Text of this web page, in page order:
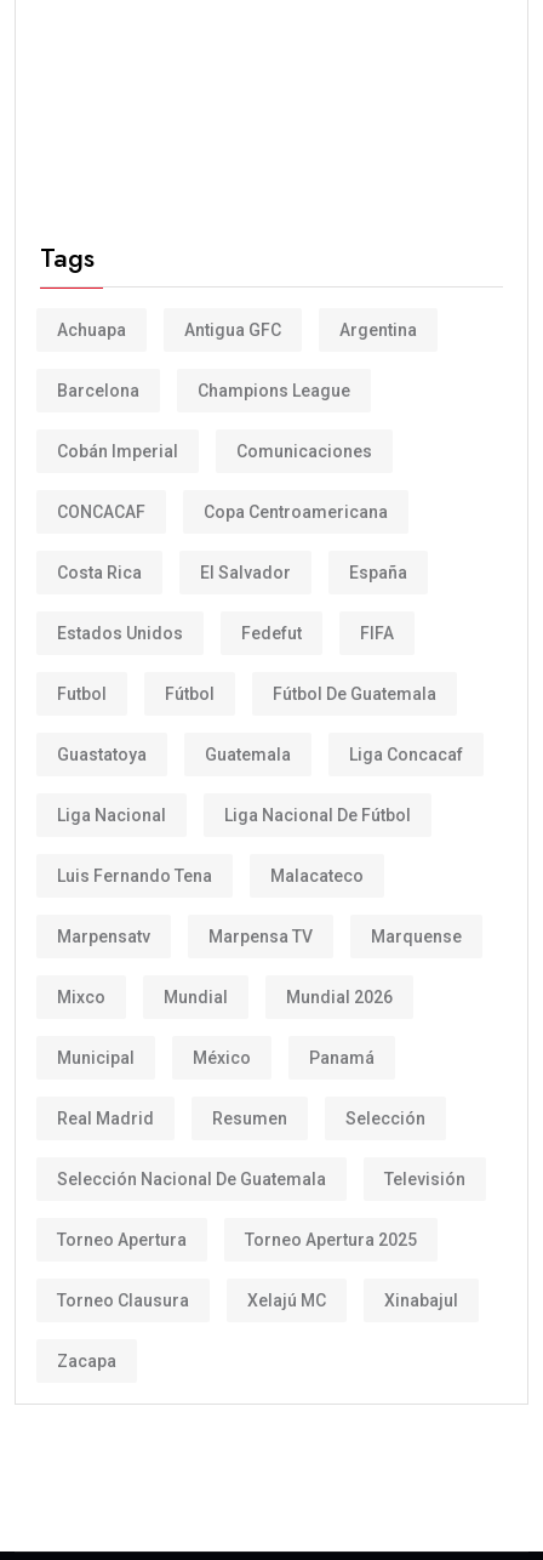
Tags
Achuapa Antigua GFC Argentina
Barcelona Champions League
Cobán Imperial Comunicaciones
CONCACAF Copa Centroamericana
Costa Rica El Salvador España
Estados Unidos Fedefut FIFA
Futbol Fútbol Fútbol De Guatemala
Guastatoya Guatemala Liga Concacaf
Liga Nacional Liga Nacional De Fútbol
Luis Fernando Tena Malacateco
Marpensatv Marpensa TV Marquense
Mixco Mundial Mundial 2026
Municipal México Panamá
Real Madrid Resumen Selección
Selección Nacional De Guatemala Televisión
Torneo Apertura Torneo Apertura 2025
Torneo Clausura Xelajú MC Xinabajul
Zacapa